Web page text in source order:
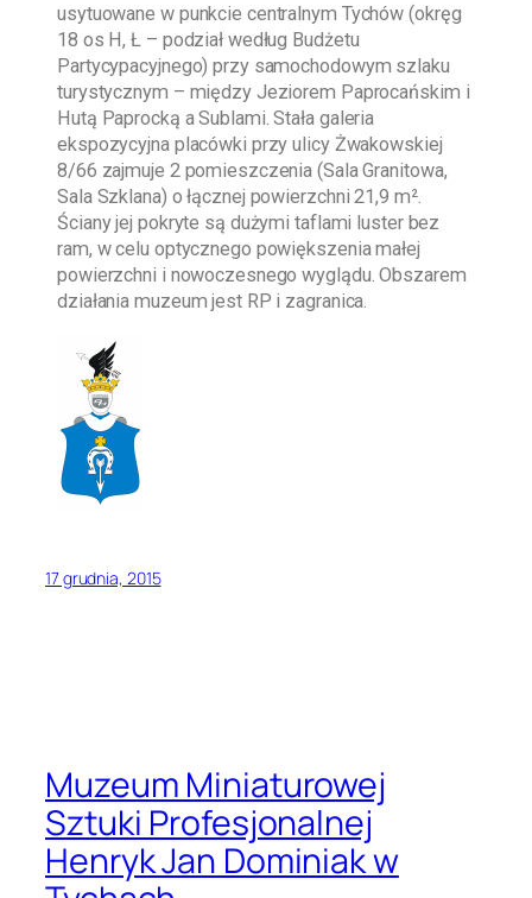
usytuowane w punkcie centralnym Tychów (okręg
18 os H, Ł – podział według Budżetu
Partycypacyjnego) przy samochodowym szlaku
turystycznym – między Jeziorem Paprocańskim i
Hutą Paprocką a Sublami. Stała galeria
ekspozycyjna placówki przy ulicy Żwakowskiej
8/66 zajmuje 2 pomieszczenia (Sala Granitowa,
Sala Szklana) o łącznej powierzchni 21,9 m².
Ściany jej pokryte są dużymi taflami luster bez
ram, w celu optycznego powiększenia małej
powierzchni i nowoczesnego wyglądu. Obszarem
działania muzeum jest RP i zagranica.
17 grudnia, 2015
Muzeum Miniaturowej
Sztuki Profesjonalnej
Henryk Jan Dominiak w